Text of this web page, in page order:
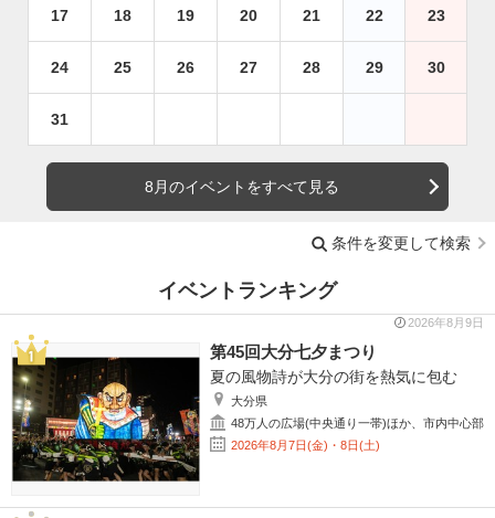
17 18 19 20 21 22 23
24 25 26 27 28 29 30
31
8月のイベントをすべて見る
条件を変更して検索
イベントランキング
2026年8月9日
第45回大分七夕まつり
夏の風物詩が大分の街を熱気に包む
大分県
48万人の広場(中央通り一帯)ほか、市内中心部
2026年8月7日(金)・8日(土)